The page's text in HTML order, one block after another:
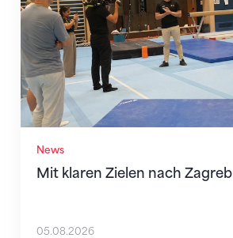
News
Mit klaren Zielen nach Zagreb
05.08.2026